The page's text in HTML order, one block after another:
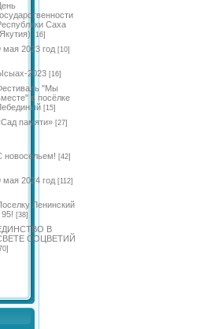
Саха
[16]
мая 2023 год [10]
2023 [16]
"Мы
в посёлке
[15]
памяти» [27]
новосельем! [42]
мая 2024 год [112]
Ленинский
[38]
В
СОЦВЕТИЙ